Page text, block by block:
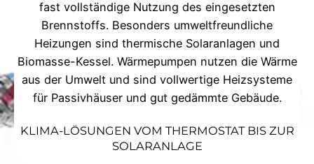
fast vollständige Nutzung des eingesetzten
Brennstoffs. Besonders umweltfreundliche
Heizungen sind thermische Solaranlagen und
Biomasse-Kessel. Wärmepumpen nutzen die Wärme
aus der Umwelt und sind vollwertige Heizsysteme
für Passivhäuser und gut gedämmte Gebäude.
KLIMA-LÖSUNGEN VOM THERMOSTAT BIS ZUR
SOLARANLAGE